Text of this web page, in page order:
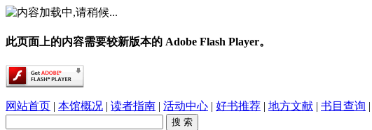
此页面上的内容需要较新版本的 Adobe Flash Player。
网站首页 | 本馆概况 | 读者指南 | 活动中心 | 好书推荐 | 地方文献 | 书目查询 |